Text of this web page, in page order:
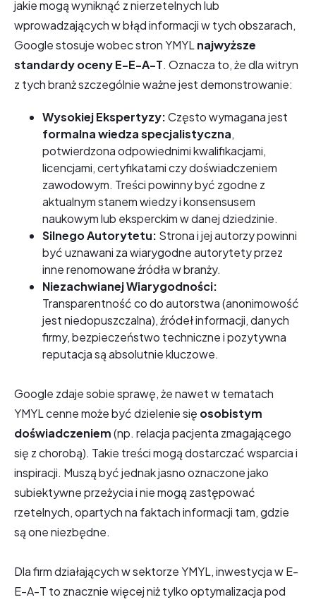
jakie mogą wyniknąć z nierzetelnych lub
wprowadzających w błąd informacji w tych obszarach,
Google stosuje wobec stron YMYL najwyższe
standardy oceny E-E-A-T. Oznacza to, że dla witryn
z tych branż szczególnie ważne jest demonstrowanie:
Wysokiej Ekspertyzy:Często wymagana jest
formalna wiedza specjalistyczna,
potwierdzona odpowiednimi kwalifikacjami,
licencjami, certyfikatami czy doświadczeniem
zawodowym. Treści powinny być zgodne z
aktualnym stanem wiedzy i konsensusem
naukowym lub eksperckim w danej dziedzinie.
Silnego Autorytetu: Strona i jej autorzy powinni
być uznawani za wiarygodne autorytety przez
inne renomowane źródła w branży.
Niezachwianej Wiarygodności:
Transparentność co do autorstwa (anonimowość
jest niedopuszczalna), źródeł informacji, danych
firmy, bezpieczeństwo techniczne i pozytywna
reputacja są absolutnie kluczowe.
Google zdaje sobie sprawę, że nawet w tematach
YMYL cenne może być dzielenie się osobistym
doświadczeniem(np. relacja pacjenta zmagającego
się z chorobą). Takie treści mogą dostarczać wsparcia i
inspiracji. Muszą być jednak jasno oznaczone jako
subiektywne przeżycia i nie mogą zastępować
rzetelnych, opartych na faktach informacji tam, gdzie
są one niezbędne.
Dla firm działających w sektorze YMYL, inwestycja w E-
E-A-T to znacznie więcej niż tylko optymalizacja pod